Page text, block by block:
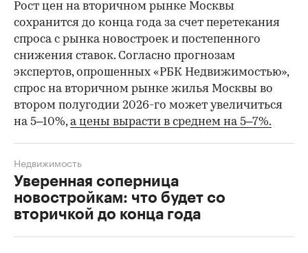
Рост цен на вторичном рынке Москвы
сохранится до конца года за счет перетекания
спроса с рынка новостроек и постепенного
снижения ставок. Согласно прогнозам
экспертов, опрошенных «РБК Недвижимостью»,
спрос на вторичном рынке жилья Москвы во
втором полугодии 2026-го может увеличиться
на 5–10%,а цены вырасти в среднем на 5–7%.
Уверенная соперница
новостройкам: что будет со
вторичкой до конца года
Недвижимость